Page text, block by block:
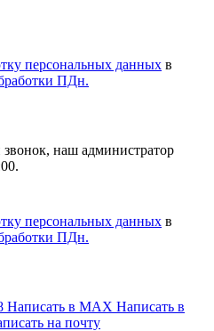
персональных данных в
ПДн.
звонок, наш администратор
персональных данных в
ПДн.
Написать в MAX Написать в
на почту